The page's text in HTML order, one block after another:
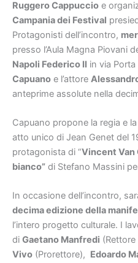
Ruggero Cappuccio e
Campania dei Festival
Protagonisti dell’incontro,
presso l’Aula Magna Piovani
Napoli Federico II in via
Capuano e l’attore
anteprime assolute nella
Capuano propone la regia e
atto unico di Jean Genet del
protagonista di “Vincent Van
bianco” di Stefano Massini
In occasione dell’incontro,
decima edizione della
l’intero progetto culturale. I
di Gaetano Manfredi (Rettore
Vivo (Prorettore), Edoardo